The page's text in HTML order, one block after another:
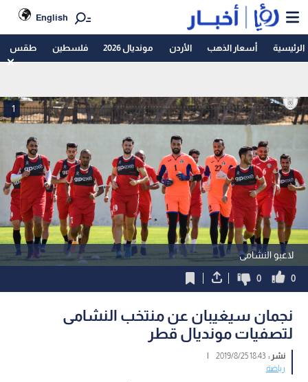
English
الرئيسية أسعار الذهب الأردن مونديال 2026 فلسطين طقس
لاعبو النشامى
1
0
0
نجمان سيغيبان عن منتخب النشامى
لتصفيات مونديال قطر
نشر :18:43 2019/8/25
|
رياضة